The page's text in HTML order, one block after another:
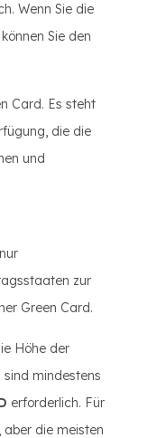
Wenn Sie die
Sie den
Card. Es steht
die die
und
zur
Green Card.
Höhe der
mindestens
erforderlich. Für
die meisten